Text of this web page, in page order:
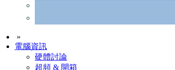
»
電腦資訊
硬體討論
超頻 & 開箱